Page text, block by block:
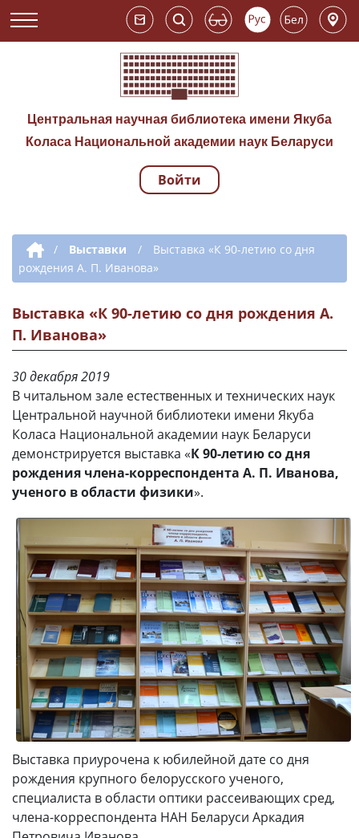
Центральная научная библиотека имени Якуба
Коласа Национальной академии наук Беларуси
Навигация по
Войти
Дополнительная навигация
/ Выставки /
Выставка «К 90-летию со дня
рождения А. П. Иванова»
Выставка «К 90-летию со дня рождения А.
П. Иванова»
30 декабря 2019
В читальном зале естественных и технических наук
Центральной научной библиотеки имени Якуба
Коласа Национальной академии наук Беларуси
демонстрируется выставка «К 90-летию со дня
рождения члена-корреспондента А. П. Иванова,
ученого в области физики».
Выставка приурочена к юбилейной дате со дня
рождения крупного белорусского ученого,
специалиста в области оптики рассеивающих сред,
члена-корреспондента НАН Беларуси Аркадия